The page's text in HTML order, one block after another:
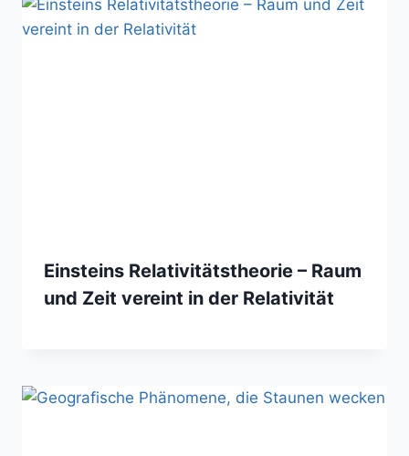
Einsteins Relativitätstheorie – Raum
und Zeit vereint in der Relativität